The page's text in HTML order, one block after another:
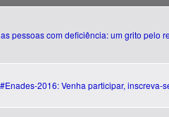
pessoas com deficiência: um grito pelo
2016: Venha participar, inscreva-